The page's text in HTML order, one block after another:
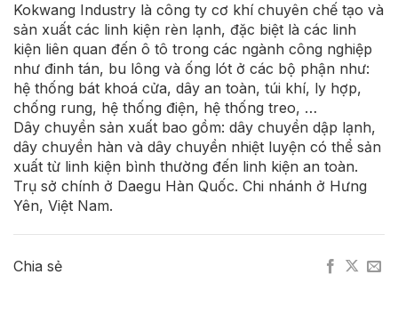
Kokwang Industry là công ty cơ khí chuyên chế tạo và
sản xuất các linh kiện rèn lạnh, đặc biệt là các linh
kiện liên quan đến ô tô trong các ngành công nghiệp
như đinh tán, bu lông và ống lót ở các bộ phận như:
hệ thống bát khoá cửa, dây an toàn, túi khí, ly hợp,
chống rung, hệ thống điện, hệ thống treo, …
Dây chuyền sản xuất bao gồm: dây chuyền dập lạnh,
dây chuyền hàn và dây chuyền nhiệt luyện có thể sản
xuất từ linh kiện bình thường đến linh kiện an toàn.
Trụ sở chính ở Daegu Hàn Quốc. Chi nhánh ở Hưng
Yên, Việt Nam.
Chia sẻ